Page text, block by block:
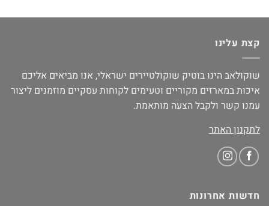
קצת עלינו
שוקולאב הינו בוטיק שוקולטיירים ישראלי, אנו מביאים אליכם
איכות במארזים מקוריים וטעימים לקוחות עסקיים מוזמנים ליצור
עמנו קשר ולקבל הצעה מותאמת.
לתקנון האתר
חדשות אחרונות